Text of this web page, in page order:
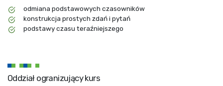
odmiana podstawowych czasowników
konstrukcja prostych zdań i pytań
podstawy czasu teraźniejszego
Oddział ogranizujący kurs